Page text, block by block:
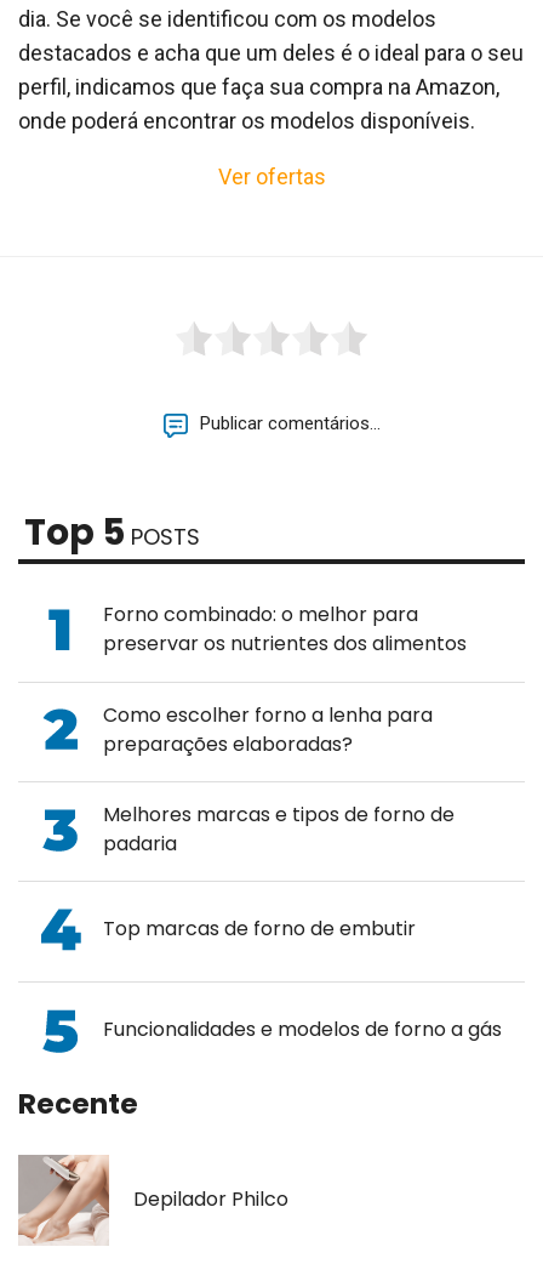
dia. Se você se identificou com os modelos
destacados e acha que um deles é o ideal para o seu
perfil, indicamos que faça sua compra na Amazon,
onde poderá encontrar os modelos disponíveis.
Ver ofertas
Publicar comentários...
Top 5 POSTS
Forno combinado: o melhor para
preservar os nutrientes dos alimentos
Como escolher forno a lenha para
preparações elaboradas?
Melhores marcas e tipos de forno de
padaria
Top marcas de forno de embutir
Funcionalidades e modelos de forno a gás
Recente
Depilador Philco